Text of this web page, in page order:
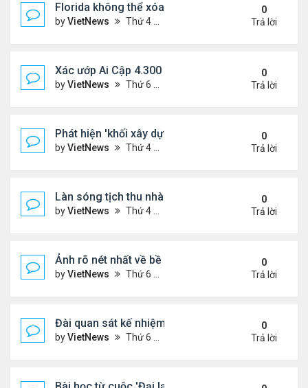
Florida không thể xóa sổ Trăn Miến Điện
byVietNews Thứ 4 Tháng 3 22, 2023 5:29 pm
0
Trả lời
Xác ướp Ai Cập 4.300 năm phủ đầy vàng lá
byVietNews Thứ 6 Tháng 1 27, 2023 2:01 pm
0
Trả lời
Phát hiện 'khối xây dựng sự sống' lạnh nhất vũ trụ
byVietNews Thứ 4 Tháng 1 25, 2023 4:26 pm
0
Trả lời
Làn sóng tịch thu nhà
byVietNews Thứ 4 Tháng 1 25, 2023 3:27 pm
0
Trả lời
Ảnh rõ nét nhất về bề mặt Mặt Trăng chụp từ Trái
byVietNews Thứ 6 Tháng 1 13, 2023 1:28 pm
0
Trả lời
Đài quan sát kế nhiệm kính viễn vọng James Webb
byVietNews Thứ 6 Tháng 1 13, 2023 10:09 am
0
Trả lời